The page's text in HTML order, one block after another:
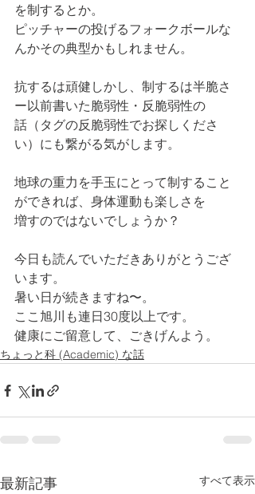
を制するとか。
ピッチャーの投げるフォークボールな
んかその典型かもしれません。
抗するは頑健しかし、制するは半脆さ
ー以前書いた脆弱性・反脆弱性の
話（タグの反脆弱性でお探しくださ
い）にも繋がる気がします。
地球の重力を手玉にとって制すること
ができれば、身体運動も楽しさを
増すのではないでしょうか？
今日も読んでいただきありがとうござ
います。
暑い日が続きますね〜。
ここ旭川も連日30度以上です。
健康にご留意して、ごきげんよう。
ちょっと科 (Academic) な話
最新記事 すべて表示